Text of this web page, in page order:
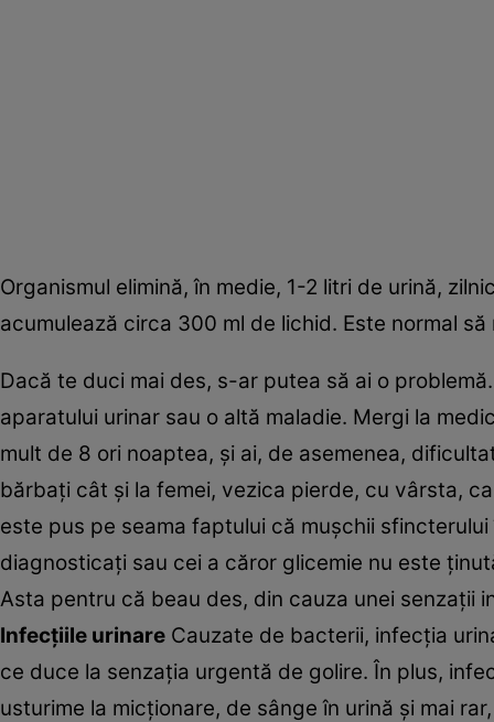
Organismul elimină, în medie, 1-2 litri de urină,
acumulează circa 300 ml de lichid. Este normal
Dacă te duci mai des, s-ar putea să ai o
aparatului urinar sau o altă maladie. Mergi la
mult de 8 ori noaptea, şi ai, de asemenea,
bărbaţi cât şi la femei, vezica pierde, cu vârsta,
este pus pe seama faptului că muşchii
diagnosticaţi sau cei a căror glicemie nu este
Asta pentru că beau des, din cauza unei senzaţii
Infecţiile urinare Cauzate de bacterii, infecţia
ce duce la senzaţia urgentă de golire. În plus,
usturime la micţionare, de sânge în urină şi mai